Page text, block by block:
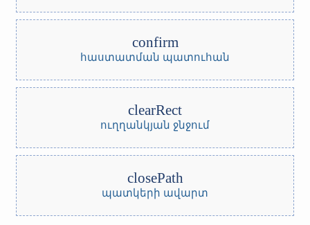
confirm
հաստատման պատուհան
clearRect
ուղղանկյան ջնջում
closePath
պատկերի ավարտ